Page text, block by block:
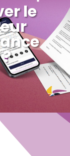
le